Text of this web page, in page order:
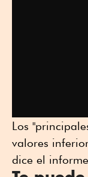
Los
valores
dice el